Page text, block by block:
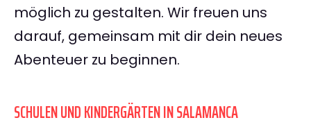
möglich zu gestalten. Wir freuen uns
darauf, gemeinsam mit dir dein neues
Abenteuer zu beginnen.
SCHULEN UND KINDERGÄRTEN IN SALAMANCA